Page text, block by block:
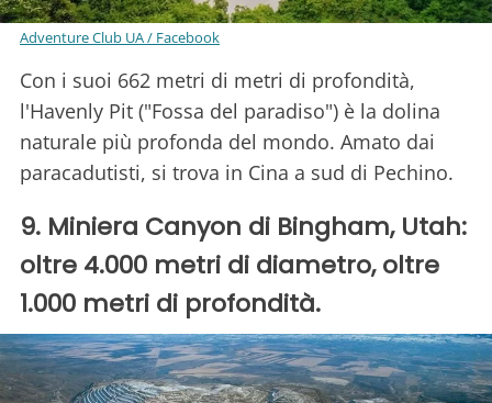
Adventure Club UA / Facebook
Con i suoi 662 metri di metri di profondità,
l'Havenly Pit ("Fossa del paradiso") è la dolina
naturale più profonda del mondo. Amato dai
paracadutisti, si trova in Cina a sud di Pechino.
9. Miniera Canyon di Bingham, Utah:
oltre 4.000 metri di diametro, oltre
1.000 metri di profondità.